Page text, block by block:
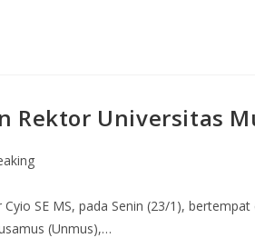
Rektor Universitas
SE MS, pada Senin (23/1),
(Unmus),…